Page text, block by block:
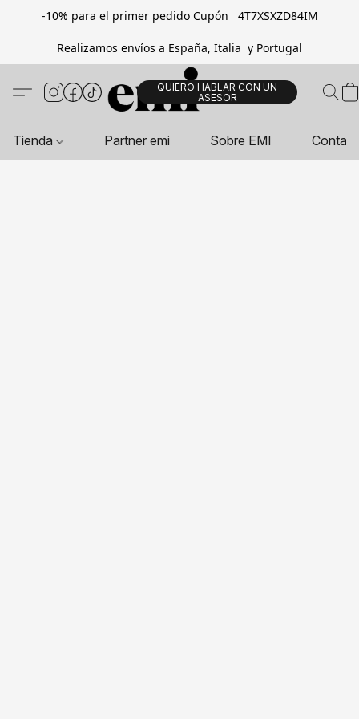
-10% para el primer pedido Cupón 4T7XSXZD84IM
Realizamos envíos a España, Italia y Portugal
QUIERO HABLAR CON UN
ASESOR
Tienda Partner emi Sobre EMI